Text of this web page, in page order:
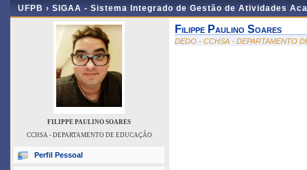
UFPB › SIGAA - Sistema Integrado de Gestão de Atividades
FILIPPE PAULINO SOARES
CCHSA - DEPARTAMENTO DE EDUCAÇÃO
Perfil Pessoal
Filippe Paulino Soares
DEDO - CCHSA - DEPARTAMENTO